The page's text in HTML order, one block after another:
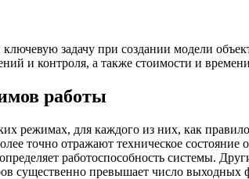
задачу при создании модели
и контроля, а также стоимости и
работы
режимах, для каждого из них, как
точно отражают техническое
работоспособность системы.
существенно превышает число выходных